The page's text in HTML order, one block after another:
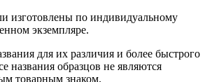
изготовлены по индивидуальному
экземпляре.
для их различия и более быстрого
названия образцов не являются
товарным знаком.